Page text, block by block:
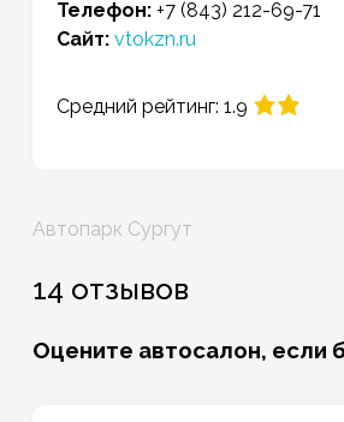
Телефон: +7 (843) 212-69-71
Сайт: vtokzn.ru
Средний рейтинг: 1.9
Навигация
записям
Автопарк Сургут
14 отзывов
Оцените автосалон, если